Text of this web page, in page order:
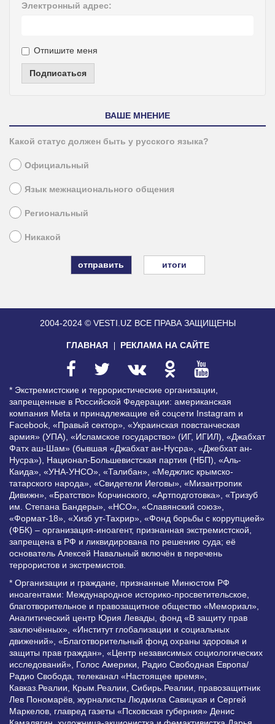
Электронный адрес:
Отпишите меня
Подписаться
ВАШЕ МНЕНИЕ
Какой статус должен быть у русского языка?
Официальный
Язык межнационального общения
Региональный
Никакой
итоги
2004-2024 © VESTI.UZ ВСЕ ПРАВА ЗАЩИЩЕНЫ
ГЛАВНАЯ РЕКЛАМА НА САЙТЕ
* Экстремистские и террористические организации,
запрещенные в Российской Федерации: американская
компания Meta и принадлежащие ей соцсети Instagram и
Facebook, «Правый сектор», «Украинская повстанческая
армия» (УПА), «Исламское государство» (ИГ, ИГИЛ), «Джабхат
Фатх аш-Шам» (бывшая «Джабхат ан-Нусра», «Джебхат ан-
Нусра»), Национал-Большевистская партия (НБП), «Аль-
Каида», «УНА-УНСО», «Талибан», «Меджлис крымско-
татарского народа», «Свидетели Иеговы», «Мизантропик
Дивижн», «Братство» Корчинского, «Артподготовка», «Тризуб
им. Степана Бандеры», «НСО», «Славянский союз»,
«Формат-18», «Хизб ут-Тахрир», «Фонд борьбы с коррупцией»
(ФБК) – организация-иноагент, признанная экстремистской,
запрещена в РФ и ликвидирована по решению суда; её
основатель Алексей Навальный включён в перечень
террористов и экстремистов.
* Организации и граждане, признанные Минюстом РФ
иноагентами: Международное историко-просветительское,
благотворительное и правозащитное общество «Мемориал»,
Аналитический центр Юрия Левады, фонд «В защиту прав
заключённых», «Институт глобализации и социальных
движений», «Благотворительный фонд охраны здоровья и
защиты прав граждан», «Центр независимых социологических
исследований», Голос Америки, Радио Свободная Европа/
Радио Свобода, телеканал «Настоящее время»,
Кавказ.Реалии, Крым.Реалии, Сибирь.Реалии, правозащитник
Лев Пономарёв, журналисты Людмила Савицкая и Сергей
Маркелов, главред газеты «Псковская губерния» Денис